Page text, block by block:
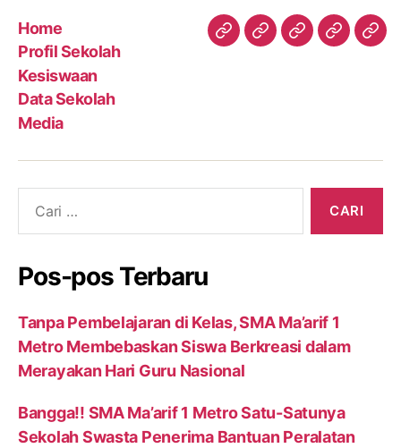
Home
Profil Sekolah
Kesiswaan
Data Sekolah
Media
HomeProfilKesiswaan
Data
Pos-pos Terbaru
Tanpa Pembelajaran di Kelas, SMA Ma’arif 1
Metro Membebaskan Siswa Berkreasi dalam
Merayakan Hari Guru Nasional
Bangga!! SMA Ma’arif 1 Metro Satu-Satunya
Sekolah Swasta Penerima Bantuan Peralatan